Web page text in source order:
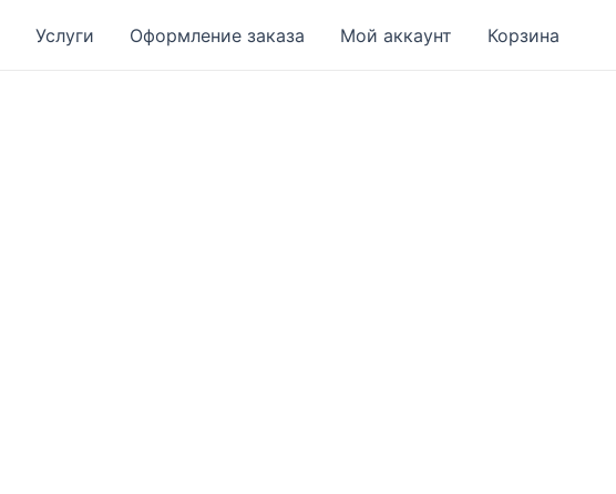
Услуги Оформление заказа Мой аккаунт Корзина